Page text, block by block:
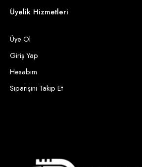
Üyelik Hizmetleri
Üye Ol
Giriş Yap
Hesabım
Siparişini Takip Et